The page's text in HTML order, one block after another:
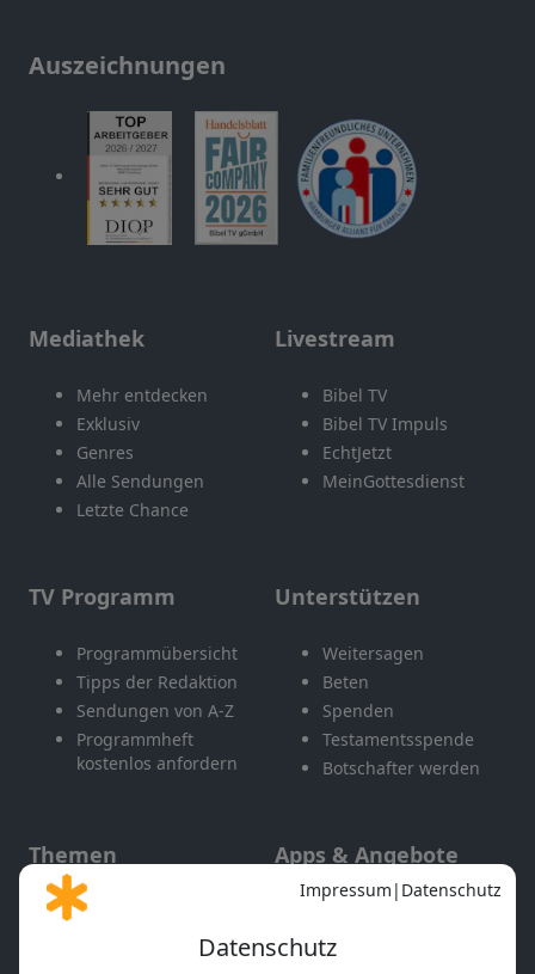
Auszeichnungen
Mediathek
Mehr entdecken
Exklusiv
Genres
Alle Sendungen
Letzte Chance
Livestream
Bibel TV
Bibel TV Impuls
EchtJetzt
MeinGottesdienst
TV Programm
Programmübersicht
Tipps der Redaktion
Sendungen von A-Z
Programmheft
kostenlos anfordern
Unterstützen
Weitersagen
Beten
Spenden
Testamentsspende
Botschafter werden
Themen
Gott und Bibel erklärt
Apps & Angebote
Mobile App